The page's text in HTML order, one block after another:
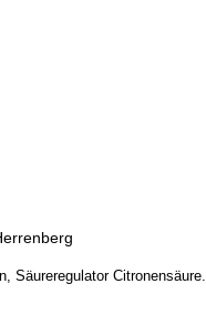
Säureregulator Citronensäure.